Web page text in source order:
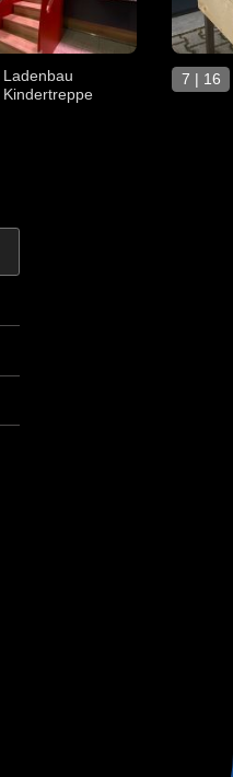
Ladenbau
Kindertreppe
7 | 16